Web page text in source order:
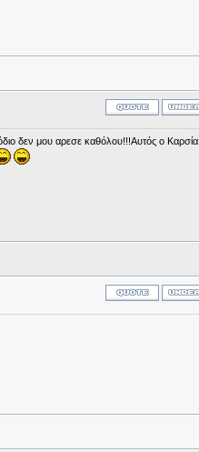
δεν μου αρεσε καθόλου!!!Αυτός ο Καρσία